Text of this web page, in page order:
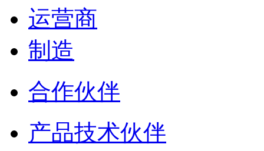
运营商
制造
合作伙伴
产品技术伙伴